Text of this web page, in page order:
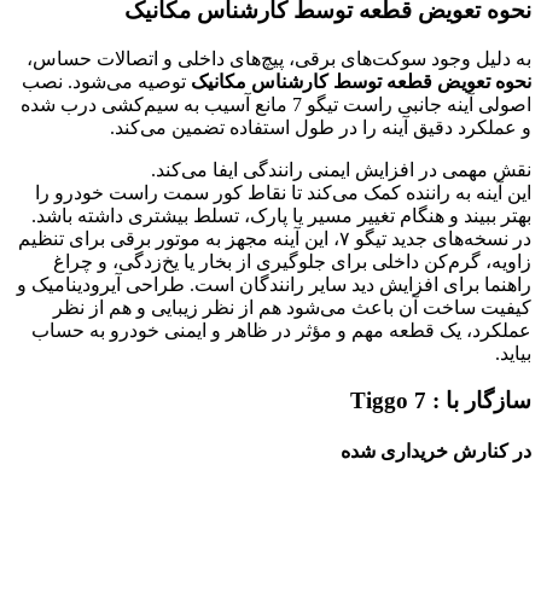
نحوه تعویض قطعه توسط کارشناس مکانیک
به دلیل وجود سوکت‌های برقی، پیچ‌های داخلی و اتصالات حساس،
نحوه تعویض قطعه توسط کارشناس مکانیک توصیه می‌شود. نصب
اصولی آینه جانبی راست تیگو 7 مانع آسیب به سیم‌کشی درب شده
و عملکرد دقیق آینه را در طول استفاده تضمین می‌کند.
نقش مهمی در افزایش ایمنی رانندگی ایفا می‌کند.
این آینه به راننده کمک می‌کند تا نقاط کور سمت راست خودرو را
بهتر ببیند و هنگام تغییر مسیر یا پارک، تسلط بیشتری داشته باشد.
در نسخه‌های جدید تیگو ۷، این آینه مجهز به موتور برقی برای تنظیم
زاویه، گرم‌کن داخلی برای جلوگیری از بخار یا یخ‌زدگی، و چراغ
راهنما برای افزایش دید سایر رانندگان است. طراحی آیرودینامیک و
کیفیت ساخت آن باعث می‌شود هم از نظر زیبایی و هم از نظر
عملکرد، یک قطعه مهم و مؤثر در ظاهر و ایمنی خودرو به حساب
بیاید.
سازگار با : Tiggo 7
در کنارش خریداری شده